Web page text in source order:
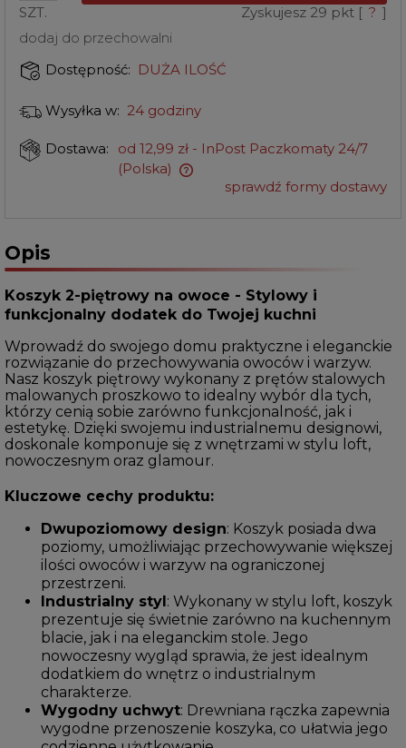
SZT. Zyskujesz 29 pkt [ ? ]
dodaj do przechowalni
Dostępność: DUŻA ILOŚĆ
Wysyłka w: 24 godziny
Dostawa: od 12,99 zł - InPost Paczkomaty 24/7
(Polska)
sprawdź formy dostawy
Opis
Koszyk 2-piętrowy na owoce - Stylowy i
funkcjonalny dodatek do Twojej kuchni
Wprowadź do swojego domu praktyczne i eleganckie
rozwiązanie do przechowywania owoców i warzyw.
Nasz koszyk piętrowy wykonany z prętów stalowych
malowanych proszkowo to idealny wybór dla tych,
którzy cenią sobie zarówno funkcjonalność, jak i
estetykę. Dzięki swojemu industrialnemu designowi,
doskonale komponuje się z wnętrzami w stylu loft,
nowoczesnym oraz glamour.
Kluczowe cechy produktu:
Dwupoziomowy design: Koszyk posiada dwa
poziomy, umożliwiając przechowywanie większej
ilości owoców i warzyw na ograniczonej
przestrzeni.
Industrialny styl : Wykonany w stylu loft, koszyk
prezentuje się świetnie zarówno na kuchennym
blacie, jak i na eleganckim stole. Jego
nowoczesny wygląd sprawia, że jest idealnym
dodatkiem do wnętrz o industrialnym
charakterze.
Wygodny uchwyt: Drewniana rączka zapewnia
wygodne przenoszenie koszyka, co ułatwia jego